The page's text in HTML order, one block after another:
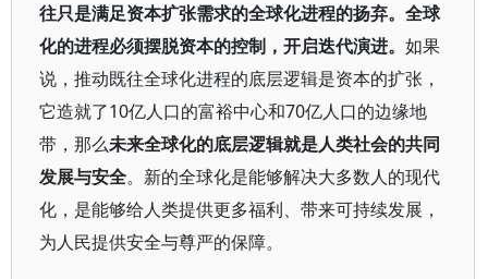
往只是满足资本扩张需求的全球化进程的扬弃。全球
化的进程必须摆脱资本的控制，开启迭代演进。 如果
说，推动既往全球化进程的底层逻辑是资本的扩张，
它造就了10亿人口的富裕中心和70亿人口的边缘地
带，那么未来全球化的底层逻辑就是人类社会的共同
发展与安全。新的全球化是能够解决大多数人的现代
化，是能够给人类提供更多福利、带来可持续发展，
为人民提供安全与尊严的保障。